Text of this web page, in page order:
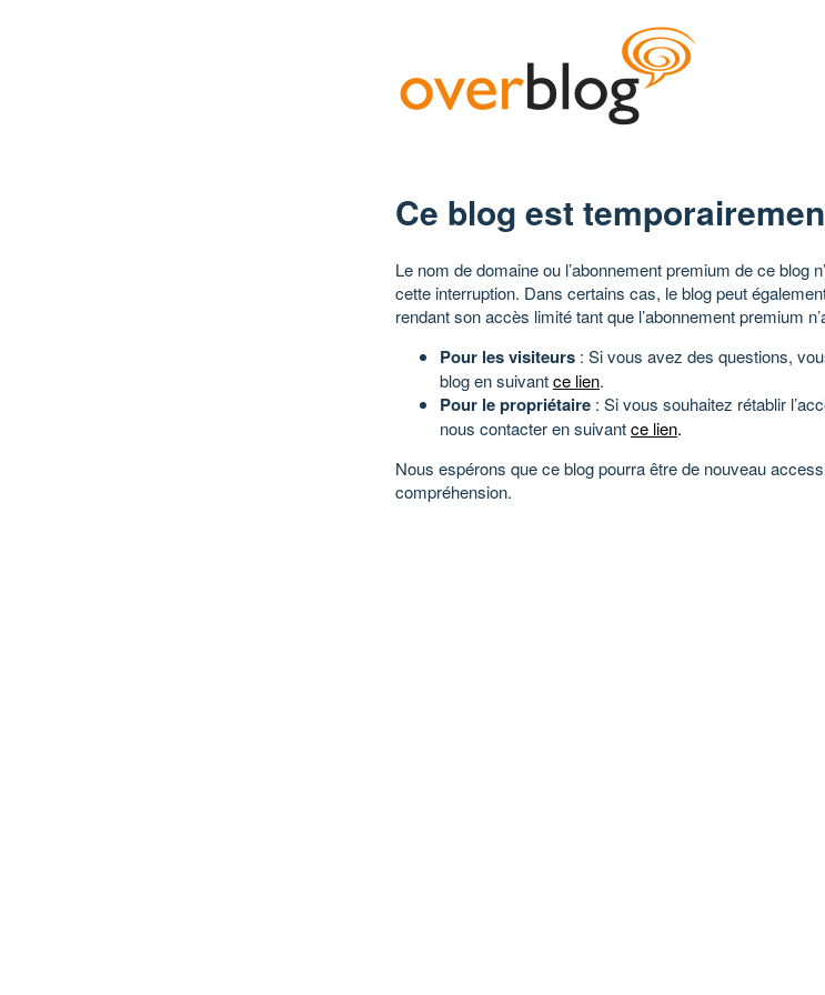
Ce blog est
Le nom de domaine ou l’abonnement premium de ce blog
cette interruption. Dans certains cas, le blog peut
rendant son accès limité tant que l’abonnement premium
Pour les visiteurs : Si vous avez des questions,
blog en suivantce lien.
Pour le propriétaire : Si vous souhaitez rétablir
nous contacter en suivantce lien.
Nous espérons que ce blog pourra être de nouveau
compréhension.